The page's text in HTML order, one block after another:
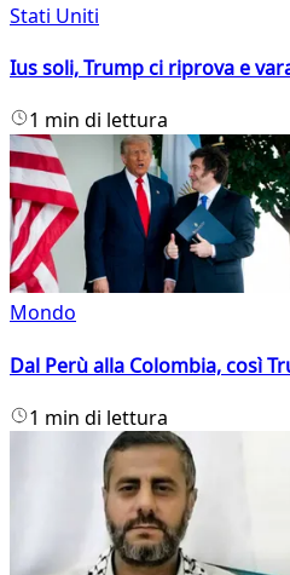
Stati Uniti
Ius soli, Trump ci riprova e
1 min di lettura
Mondo
Dal Perù alla Colombia, così
1 min di lettura